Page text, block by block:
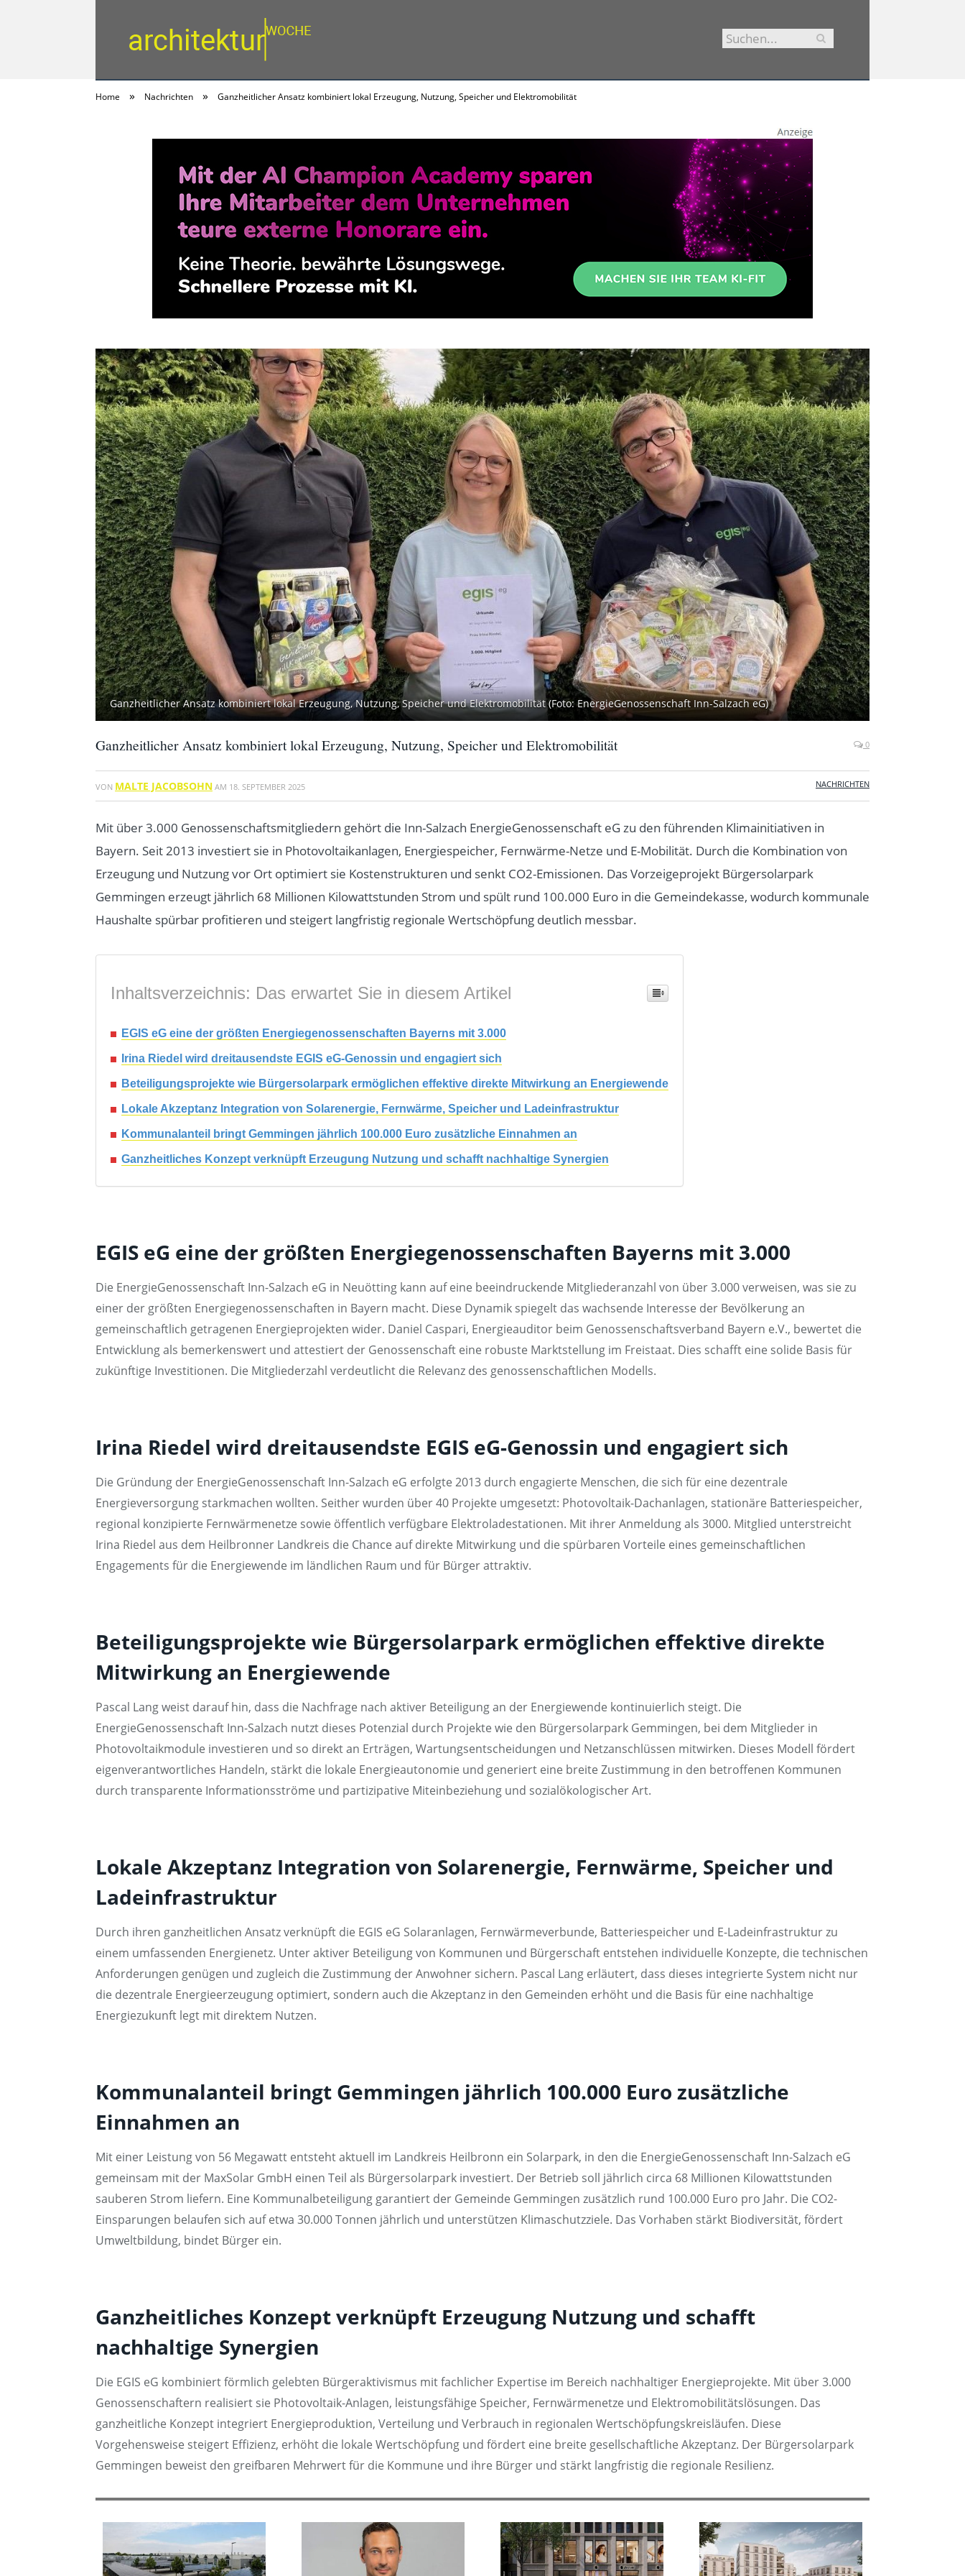
Home » Nachrichten » Ganzheitlicher Ansatz kombiniert lokal Erzeugung, Nutzung, Speicher und Elektromobilität
Ganzheitlicher Ansatz kombiniert lokal Erzeugung, Nutzung, Speicher und Elektromobilität (Foto: EnergieGenossenschaft Inn-Salzach eG)
Ganzheitlicher Ansatz kombiniert lokal Erzeugung, Nutzung, Speicher und Elektromobilität 0
VON MALTE JACOBSOHN AM 18. SEPTEMBER 2025 NACHRICHTEN
Mit über 3.000 Genossenschaftsmitgliedern gehört die Inn-Salzach EnergieGenossenschaft eG zu den führenden Klimainitiativen in
Bayern. Seit 2013 investiert sie in Photovoltaikanlagen, Energiespeicher, Fernwärme-Netze und E-Mobilität. Durch die Kombination von
Erzeugung und Nutzung vor Ort optimiert sie Kostenstrukturen und senkt CO2-Emissionen. Das Vorzeigeprojekt Bürgersolarpark
Gemmingen erzeugt jährlich 68 Millionen Kilowattstunden Strom und spült rund 100.000 Euro in die Gemeindekasse, wodurch kommunale
Haushalte spürbar profitieren und steigert langfristig regionale Wertschöpfung deutlich messbar.
Inhaltsverzeichnis: Das erwartet Sie in diesem Artikel
EGIS eG eine der größten Energiegenossenschaften Bayerns mit 3.000
Irina Riedel wird dreitausendste EGIS eG-Genossin und engagiert sich
Beteiligungsprojekte wie Bürgersolarpark ermöglichen effektive direkte Mitwirkung an Energiewende
Lokale Akzeptanz Integration von Solarenergie, Fernwärme, Speicher und Ladeinfrastruktur
Kommunalanteil bringt Gemmingen jährlich 100.000 Euro zusätzliche Einnahmen an
Ganzheitliches Konzept verknüpft Erzeugung Nutzung und schafft nachhaltige Synergien
EGIS eG eine der größten Energiegenossenschaften Bayerns mit 3.000
Die EnergieGenossenschaft Inn-Salzach eG in Neuötting kann auf eine beeindruckende Mitgliederanzahl von über 3.000 verweisen, was sie zu
einer der größten Energiegenossenschaften in Bayern macht. Diese Dynamik spiegelt das wachsende Interesse der Bevölkerung an
gemeinschaftlich getragenen Energieprojekten wider. Daniel Caspari, Energieauditor beim Genossenschaftsverband Bayern e.V., bewertet die
Entwicklung als bemerkenswert und attestiert der Genossenschaft eine robuste Marktstellung im Freistaat. Dies schafft eine solide Basis für
zukünftige Investitionen. Die Mitgliederzahl verdeutlicht die Relevanz des genossenschaftlichen Modells.
Irina Riedel wird dreitausendste EGIS eG-Genossin und engagiert sich
Die Gründung der EnergieGenossenschaft Inn-Salzach eG erfolgte 2013 durch engagierte Menschen, die sich für eine dezentrale
Energieversorgung starkmachen wollten. Seither wurden über 40 Projekte umgesetzt: Photovoltaik-Dachanlagen, stationäre Batteriespeicher,
regional konzipierte Fernwärmenetze sowie öffentlich verfügbare Elektroladestationen. Mit ihrer Anmeldung als 3000. Mitglied unterstreicht
Irina Riedel aus dem Heilbronner Landkreis die Chance auf direkte Mitwirkung und die spürbaren Vorteile eines gemeinschaftlichen
Engagements für die Energiewende im ländlichen Raum und für Bürger attraktiv.
Beteiligungsprojekte wie Bürgersolarpark ermöglichen effektive direkte
Mitwirkung an Energiewende
Pascal Lang weist darauf hin, dass die Nachfrage nach aktiver Beteiligung an der Energiewende kontinuierlich steigt. Die
EnergieGenossenschaft Inn-Salzach nutzt dieses Potenzial durch Projekte wie den Bürgersolarpark Gemmingen, bei dem Mitglieder in
Photovoltaikmodule investieren und so direkt an Erträgen, Wartungsentscheidungen und Netzanschlüssen mitwirken. Dieses Modell fördert
eigenverantwortliches Handeln, stärkt die lokale Energieautonomie und generiert eine breite Zustimmung in den betroffenen Kommunen
durch transparente Informationsströme und partizipative Miteinbeziehung und sozialökologischer Art.
Lokale Akzeptanz Integration von Solarenergie, Fernwärme, Speicher und
Ladeinfrastruktur
Durch ihren ganzheitlichen Ansatz verknüpft die EGIS eG Solaranlagen, Fernwärmeverbunde, Batteriespeicher und E-Ladeinfrastruktur zu
einem umfassenden Energienetz. Unter aktiver Beteiligung von Kommunen und Bürgerschaft entstehen individuelle Konzepte, die technischen
Anforderungen genügen und zugleich die Zustimmung der Anwohner sichern. Pascal Lang erläutert, dass dieses integrierte System nicht nur
die dezentrale Energieerzeugung optimiert, sondern auch die Akzeptanz in den Gemeinden erhöht und die Basis für eine nachhaltige
Energiezukunft legt mit direktem Nutzen.
Kommunalanteil bringt Gemmingen jährlich 100.000 Euro zusätzliche
Einnahmen an
Mit einer Leistung von 56 Megawatt entsteht aktuell im Landkreis Heilbronn ein Solarpark, in den die EnergieGenossenschaft Inn-Salzach eG
gemeinsam mit der MaxSolar GmbH einen Teil als Bürgersolarpark investiert. Der Betrieb soll jährlich circa 68 Millionen Kilowattstunden
sauberen Strom liefern. Eine Kommunalbeteiligung garantiert der Gemeinde Gemmingen zusätzlich rund 100.000 Euro pro Jahr. Die CO2-
Einsparungen belaufen sich auf etwa 30.000 Tonnen jährlich und unterstützen Klimaschutzziele. Das Vorhaben stärkt Biodiversität, fördert
Umweltbildung, bindet Bürger ein.
Ganzheitliches Konzept verknüpft Erzeugung Nutzung und schafft
nachhaltige Synergien
Die EGIS eG kombiniert förmlich gelebten Bürgeraktivismus mit fachlicher Expertise im Bereich nachhaltiger Energieprojekte. Mit über 3.000
Genossenschaftern realisiert sie Photovoltaik-Anlagen, leistungsfähige Speicher, Fernwärmenetze und Elektromobilitätslösungen. Das
ganzheitliche Konzept integriert Energieproduktion, Verteilung und Verbrauch in regionalen Wertschöpfungskreisläufen. Diese
Vorgehensweise steigert Effizienz, erhöht die lokale Wertschöpfung und fördert eine breite gesellschaftliche Akzeptanz. Der Bürgersolarpark
Gemmingen beweist den greifbaren Mehrwert für die Kommune und ihre Bürger und stärkt langfristig die regionale Resilienz.